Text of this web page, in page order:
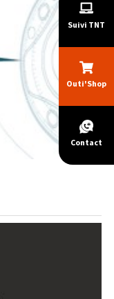
Suivi TNT
Outi'Shop
Contact